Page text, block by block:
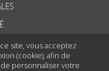
site, vous acceptez
(cookie), afin de
personnaliser votre